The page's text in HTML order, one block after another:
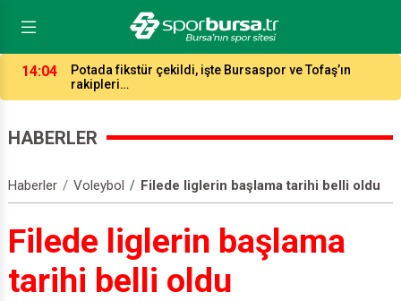
14:04 Süper Lig ve 1.Lig, 2 yıl daha Trendyol!
HABERLER
Haberler Voleybol Filede liglerin başlama tarihi belli oldu
Filede liglerin başlama
tarihi belli oldu